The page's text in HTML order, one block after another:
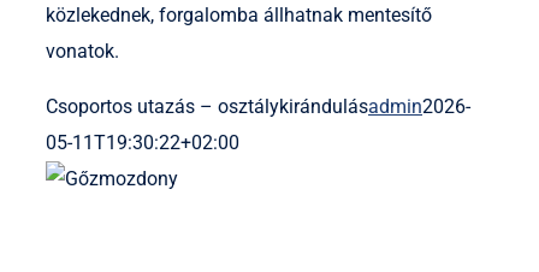
közlekednek, forgalomba állhatnak mentesítő
vonatok.
Csoportos utazás – osztálykirándulásadmin2026-
05-11T19:30:22+02:00